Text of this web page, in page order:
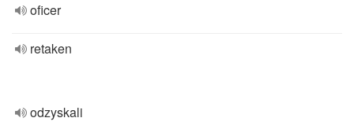
oficer
retaken
odzyskali